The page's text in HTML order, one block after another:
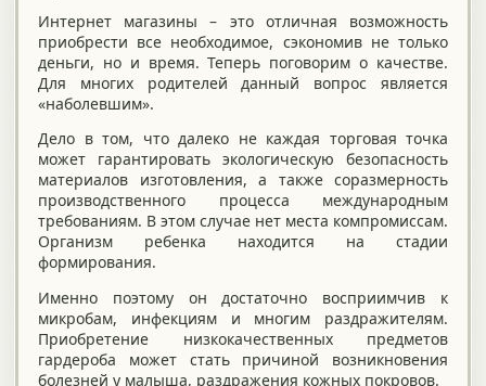
Интернет магазины – это отличная возможность
приобрести все необходимое, сэкономив не только
деньги, но и время. Теперь поговорим о качестве.
Для многих родителей данный вопрос является
«наболевшим».
Дело в том, что далеко не каждая торговая точка
может гарантировать экологическую безопасность
материалов изготовления, а также соразмерность
производственного процесса международным
требованиям. В этом случае нет места компромиссам.
Организм ребенка находится на стадии
формирования.
Именно поэтому он достаточно восприимчив к
микробам, инфекциям и многим раздражителям.
Приобретение низкокачественных предметов
гардероба может стать причиной возникновения
болезней у малыша, раздражения кожных покровов.